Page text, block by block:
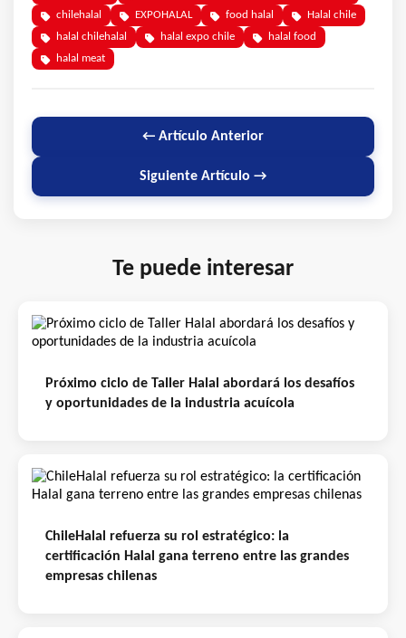
chilehalal
EXPOHALAL food halal
Halal chile
halal chilehalal
halal expo chile
halal food
halal meat
← Artículo Anterior
Siguiente Artículo →
Te puede interesar
Próximo ciclo de Taller Halal abordará los desafíos
y oportunidades de la industria acuícola
ChileHalal refuerza su rol estratégico: la
certificación Halal gana terreno entre las grandes
empresas chilenas